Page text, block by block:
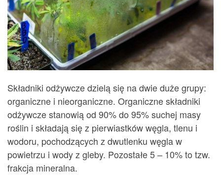
Składniki odżywcze dzielą się na dwie duże grupy:
organiczne i nieorganiczne. Organiczne składniki
odżywcze stanowią od 90% do 95% suchej masy
roślin i składają się z pierwiastków węgla, tlenu i
wodoru, pochodzących z dwutlenku węgla w
powietrzu i wody z gleby. Pozostałe 5 – 10% to tzw.
frakcja mineralna.